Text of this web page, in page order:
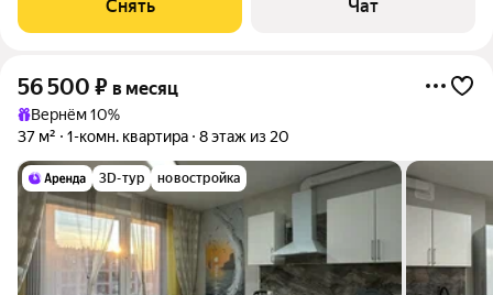
счетчикам оплачиваются дополнительно.
Снять Чат
56 500 ₽ в месяц
Вернём 10%
37 м²
1-комн. квартира 8 этаж из 20
3D-тур новостройка